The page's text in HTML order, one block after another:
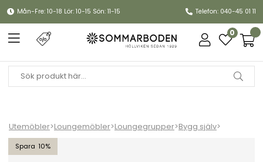
Mån-Fre: 10-18 Lör: 10-15 Sön: 11-15 Telefon: 040-45 01 11
0
Utemöbler>Loungemöbler>Loungegrupper>Bygg själv>
10
Gordon soffgrupp - antracit/soft dawn dyna